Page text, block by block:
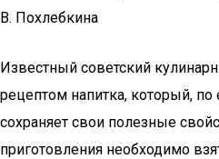
В. Похлебкина
Известный советский
рецептом напитка, который,
сохраняет свои полезные
приготовления необходимо